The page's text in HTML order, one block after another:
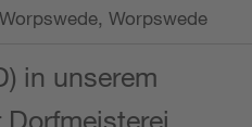
Worpswede
in unserem